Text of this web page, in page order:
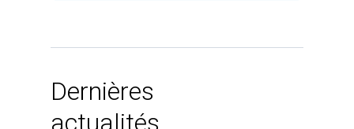
Dernières
actualités